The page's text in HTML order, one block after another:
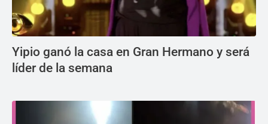
Yipio ganó la casa en Gran Hermano y será
líder de la semana